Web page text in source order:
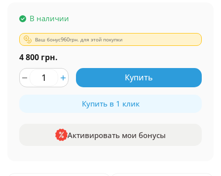
В наличии
Ваш бонус960грн. для этой покупки
4 800 грн.
Купить
Купить в 1 клик
Активировать мои бонусы